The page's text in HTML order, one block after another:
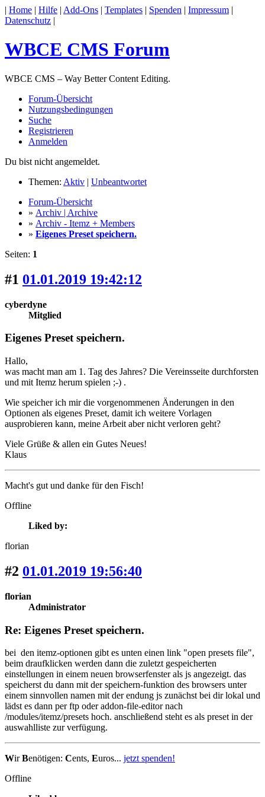
| Home | Hilfe | Add-Ons | Templates | Spenden | Impressum |
Datenschutz |
WBCE CMS Forum
WBCE CMS – Way Better Content Editing.
Forum-Übersicht
Nutzungsbedingungen
Suche
Registrieren
Anmelden
Du bist nicht angemeldet.
Themen: Aktiv | Unbeantwortet
Forum-Übersicht
» Archiv | Archive
» Archiv - Itemz + Members
» Eigenes Preset speichern.
Seiten: 1
#1 01.01.2019 19:42:12
cyberdyne
Mitglied
Eigenes Preset speichern.
Hallo,
was macht man am 1. Tag des Jahres? Die Vereinsseite durchforsten
und mit Itemz herum spielen ;-) .
Wie speicher ich mir die vorgenommenen Änderungen in den
Optionen als eigenes Preset, damit ich weitere Vorlagen
ausprobieren kann, meine Arbeit aber nicht verloren geht?
Viele Grüße & allen ein Gutes Neues!
Klaus
Macht's gut und danke für den Fisch!
Offline
Liked by:
florian
#2 01.01.2019 19:56:40
florian
Administrator
Re: Eigenes Preset speichern.
bei den itemz-optionen gibt es unten einen link "open presets file",
beim draufklicken werden dann die zuletzt gespeicherten
einstellungen in einem neuen browserfenster als js angezeigt. das
speicherst du dann mit der speichern-funktion des browsers unter
einem sinnvollen namen mit der endung js zunächst bei dir lokal und
lädst es dann per ftp oder addon-file-editor nach
/modules/itemz/presets hoch. anschließend steht es als preset in der
auswahlliste zur verfügung.
WirBenötigen: Cents, Euros... jetzt spenden!
Offline